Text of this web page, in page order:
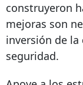
construyeron
mejoras son
inversión de
seguridad.